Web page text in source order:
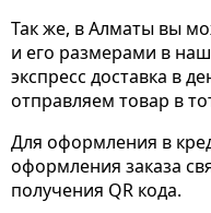
Так же, в Алматы вы
и его размерами в
экспресс доставка в
отправляем товар в
Для оформления в
оформления заказа
получения QR кода.